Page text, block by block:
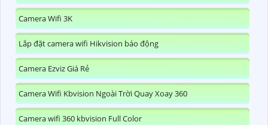
Camera Wifi 3K
Lắp đặt camera wifi Hikvision báo động
Camera Ezviz Giá Rẻ
Camera Wifi Kbvision Ngoài Trời Quay Xoay 360
Camera wifi 360 kbvision Full Color